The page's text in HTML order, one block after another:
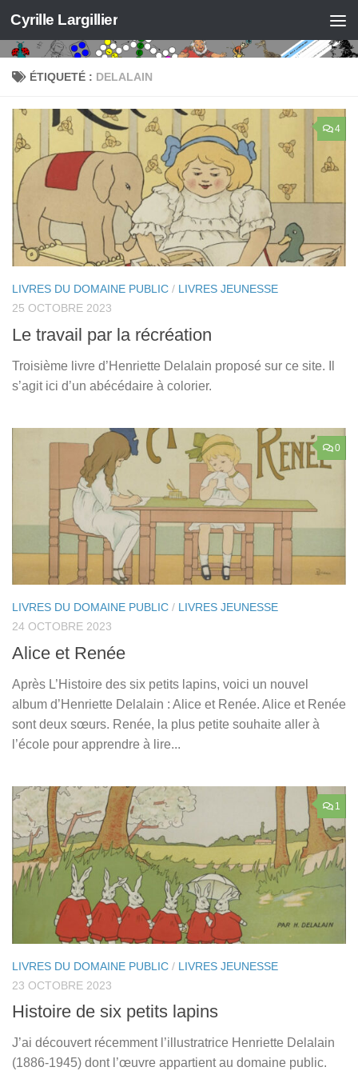
Skip to content
Cyrille Largillier
ÉTIQUETÉ : DELALAIN
4
LIVRES DU DOMAINE PUBLIC / LIVRES JEUNESSE
25 OCTOBRE 2023
Le travail par la récréation
Troisième livre d’Henriette Delalain proposé sur ce site. Il
s’agit ici d’un abécédaire à colorier.
0
LIVRES DU DOMAINE PUBLIC / LIVRES JEUNESSE
24 OCTOBRE 2023
Alice et Renée
Après L’Histoire des six petits lapins, voici un nouvel
album d’Henriette Delalain : Alice et Renée. Alice et Renée
sont deux sœurs. Renée, la plus petite souhaite aller à
l’école pour apprendre à lire...
1
LIVRES DU DOMAINE PUBLIC / LIVRES JEUNESSE
23 OCTOBRE 2023
Histoire de six petits lapins
J’ai découvert récemment l’illustratrice Henriette Delalain
(1886-1945) dont l’œuvre appartient au domaine public.